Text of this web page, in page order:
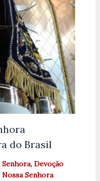
do Brasil
Senhora, Devoção
Nossa Senhora